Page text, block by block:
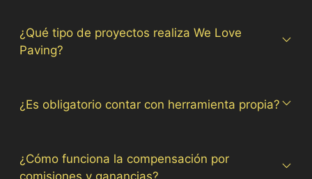
¿Qué tipo de proyectos realiza We Love
Paving?
¿Es obligatorio contar con herramienta propia?
¿Cómo funciona la compensación por
comisiones y ganancias?